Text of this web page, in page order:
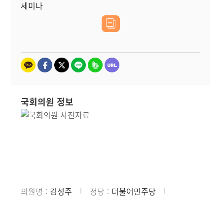
세미나
국회의원 정보
의원명 김성주 정당
더불어민주당